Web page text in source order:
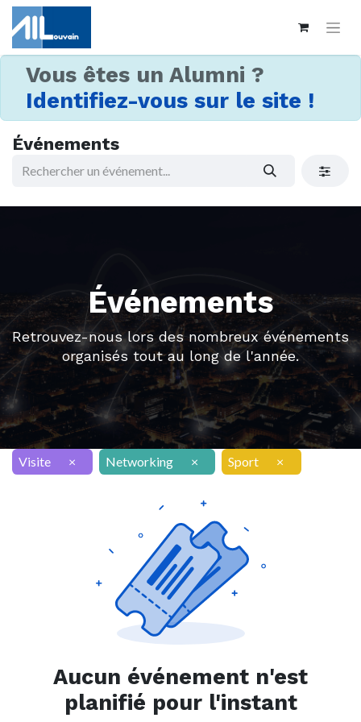
Vous êtes un Alumni ?
Identifiez-vous sur le site !
Événements
Événements
Retrouvez-nous lors des nombreux événements
organisés tout au long de l'année.
Visite × Networking × Sport ×
Aucun événement n'est
planifié pour l'instant